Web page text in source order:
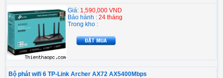
Giá: 1,590,000 VND
Bảo hành : 24 tháng
Trong kho :
Bộ phát wifi 6 TP-Link Archer AX72 AX5400Mbps